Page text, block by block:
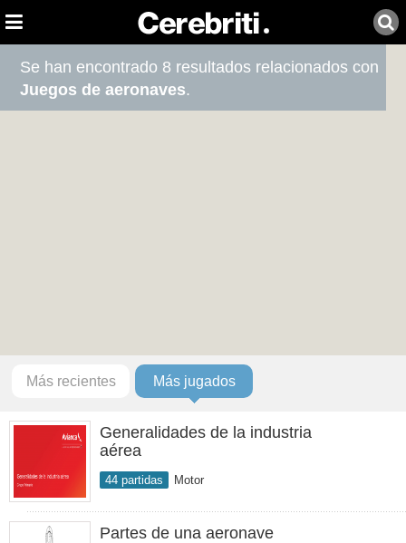
Se han encontrado 8 resultados relacionados con
Juegos de aeronaves.
Más recientes Más jugados
Generalidades de la industria
aérea
44 partidas Motor
Partes de una aeronave